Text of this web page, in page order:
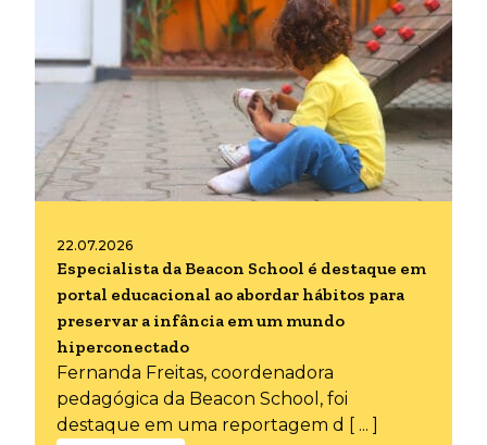
22.07.2026
Especialista da Beacon School é destaque em
portal educacional ao abordar hábitos para
preservar a infância em um mundo
hiperconectado
Fernanda Freitas, coordenadora
pedagógica da Beacon School, foi
destaque em uma reportagem d [ ... ]